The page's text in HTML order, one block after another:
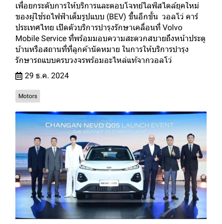
เพื่อยกระดับการให้บริการและตอบโจทย์ไลฟ์สไตล์ยุคใหม่
ของผู้ใช้รถไฟฟ้าเต็มรูปแบบ (BEV) ขึ้นอีกขั้น วอลโว่ คาร์
ประเทศไทย เปิดตัวบริการบำรุงรักษาเคลื่อนที่ Volvo
Mobile Service ที่พร้อมมอบความสะดวกสบายถึงหน้าประตู
บ้านหรือสถานที่ที่ลูกค้านัดหมาย ในการให้บริการบำรุง
รักษารถแบบครบวงจรพร้อมอะไหล่แท้จากวอลโว่
29 ธ.ค. 2024
Motors